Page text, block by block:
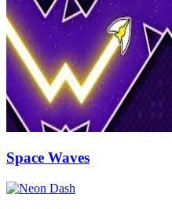
Space Waves